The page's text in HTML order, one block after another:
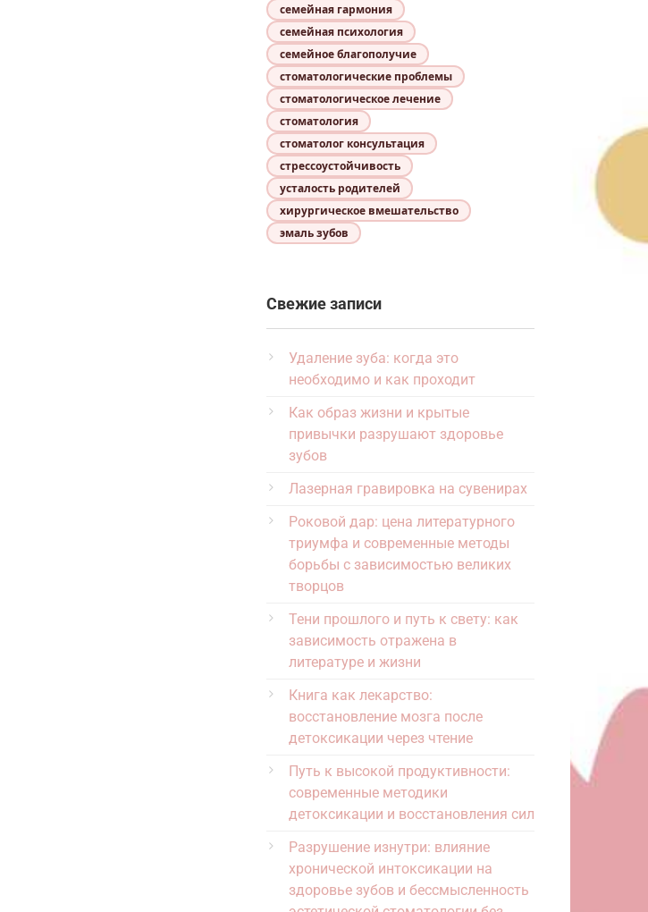
семейная гармония
семейная психология
семейное благополучие
стоматологические проблемы
стоматологическое лечение
стоматология
стоматолог консультация
стрессоустойчивость
усталость родителей
хирургическое вмешательство
эмаль зубов
Свежие записи
Удаление зуба: когда это
необходимо и как проходит
Как образ жизни и крытые
привычки разрушают здоровье
зубов
Лазерная гравировка на сувенирах
Роковой дар: цена литературного
триумфа и современные методы
борьбы с зависимостью великих
творцов
Тени прошлого и путь к свету: как
зависимость отражена в
литературе и жизни
Книга как лекарство:
восстановление мозга после
детоксикации через чтение
Путь к высокой продуктивности:
современные методики
детоксикации и восстановления сил
Разрушение изнутри: влияние
хронической интоксикации на
здоровье зубов и бессмысленность